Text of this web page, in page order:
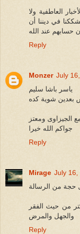
العاطفية ولا
في ديننا أن
حسابهم عند الله
Reply
Monzer July
ياسر باشا سليم
ومعتز
جواكم الله خيرا
Reply
Mirage July 16,
من الرسالة
من حيث الفقر
والجهل والمرض
Reply